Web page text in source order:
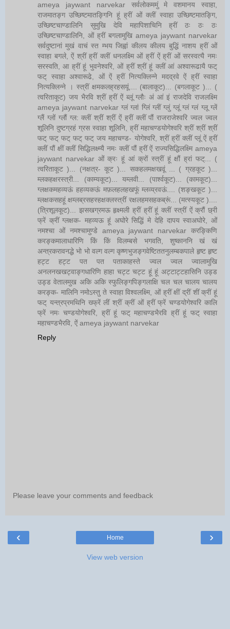
ameya jaywant narvekar सर्वलोकममुं मे वशमानय स्वाहा,
राजमातङ्ग उच्छिष्टमातङ्गिनि हूं ह्रीं ओं क्लीं स्वाहा उच्छिष्टमातङ्गि,
उच्छिष्टचाण्डालिनि सुमुखि देवि महापिशाचिनि ह्रीं ठः ठः ठः
उच्छिष्टचाण्डालिनि, ओं ह्रीं बगलामुखि ameya jaywant narvekar
सर्वदुष्टानां मुखं वाचं स्त म्भय जिह्वां कीलय कीलय बुद्धिं नाशय ह्रीं ओं
स्वाहा बगले, ऐं श्रीं ह्रीं क्लीं धनलक्ष्मि ओं ह्रीं ऐं ह्रीं ओं सरस्वत्यै नमः
सरस्वति, आ ह्रीं हूं भुवनेश्वरि, ओं ह्रीं श्रीं हूं क्लीं आं अश्वारूढायै फट्
फट् स्वाहा अश्वारूढे, ओं ऐं ह्रीं नित्यक्लिन्ने मदद्रवे ऐं ह्रीं स्वाहा
नित्यक्लिन्ने । स्त्रीं क्षमकलह्रहसयूं.... (बालाकूट)... (बगलाकूट )... (
त्वरिताकूट) जय भैरवि श्रीं ह्रीं ऐं ब्लूं ग्लौः अं आं इं राजदेवि राजलक्ष्मि
ameya jaywant narvekar ग्लं ग्लां ग्लिं ग्लीं ग्लुं ग्लूं ग्लं ग्लं ग्लू ग्लें
ग्लैं ग्लों ग्लौं ग्ल: क्लीं श्रीं श्रीं ऐं ह्रीं क्लीं पौं राजराजेश्वरि ज्वल ज्वल
शूलिनि दुष्टग्रहं ग्रस स्वाहा शूलिनि, ह्रीं महाचण्डयोगेश्वरि श्रीं श्रीं श्रीं
फट् फट् फट् फट् फट् जय महाचण्ड- योगेश्वरि, श्रीं ह्रीं क्लीं प्लूं ऐं ह्रीं
क्लीं पौं क्षीं क्लीं सिद्धिलक्ष्म्यै नमः क्लीं पौं ह्रीं ऐं राज्यसिद्धिलक्ष्मि ameya
jaywant narvekar ओं क्रः हूं आं क्रों स्त्रीं हूं क्षौं ह्रां फट्... (
त्वरिताकूट )... (नक्षत्र- कूट )... सकहलमक्षखवूं ... ( ग्रहकूट )...
म्लकहक्षरस्त्री... (काम्यकूट)... यम्लवी... (पार्श्वकूट)... (कामकूट)...
ग्लक्षकमहव्यऊं हहव्यकऊं मफ़लहलहखफूं म्लव्य्रवऊं.... (शङ्खकूट )...
म्लक्षकसहहूं क्षम्लब्रसहस्हक्षक्लस्त्रीं रक्षलहमसहकब्रूं... (मत्स्यकूट )....
(त्रिशूलकूट)... झसखग्रमऊ हृक्ष्मली ह्रीं ह्रीं हूं क्लीं स्त्रीं ऐं क्रौं छ्री
फ्रें क्रीं ग्लक्षक- महव्यऊ हूं अघोरे सिद्धिं मे देहि दापय स्वाअघोरे, ओं
नमश्चा ओं नमश्चामुण्डे ameya jaywant narvekar करङ्किणि
करङ्कमालाधारिणि किं किं विलम्बसे भगवति, शुष्काननि खं खं
अन्त्रकरावनद्धे भो भो वल्ग वल्ग कृष्णभुजङ्गवेष्टिततनुलम्बकपाले हृष्ट हृष्ट
हट्ट हट्ट पत पत पताकाहस्ते ज्वल ज्वल ज्वालामुखि
अनलनखखट्वाङ्गधारिणि हाहा चट्ट चट्ट हूं हूं अट्टाट्टहासिनि उड्ड
उड्ड वेतालमुख अकि अकि स्फुलिङ्गपिङ्गलाक्षि चल चल चालय चालय
करङ्क- मालिनि नमोऽस्तु ते स्वाहा विश्वलक्ष्मि, ओं ह्रीं क्षीं द्रीं शीं क्रीं हूं
फट् यन्त्रप्रमथिनि ख्फ्रें लीं श्रीं क्रीं ओं ह्रीं फ्रें चण्डयोगेश्वरि कालि
फ्रें नमः चण्डयोगेश्वरि, ह्रीं हूं फट् महाचण्डभैरवि ह्रीं हूं फट् स्वाहा
महाचण्डभैरवि, ऐं ameya jaywant narvekar
Reply
Please leave your comments and feedback
‹ ›
Home
View web version